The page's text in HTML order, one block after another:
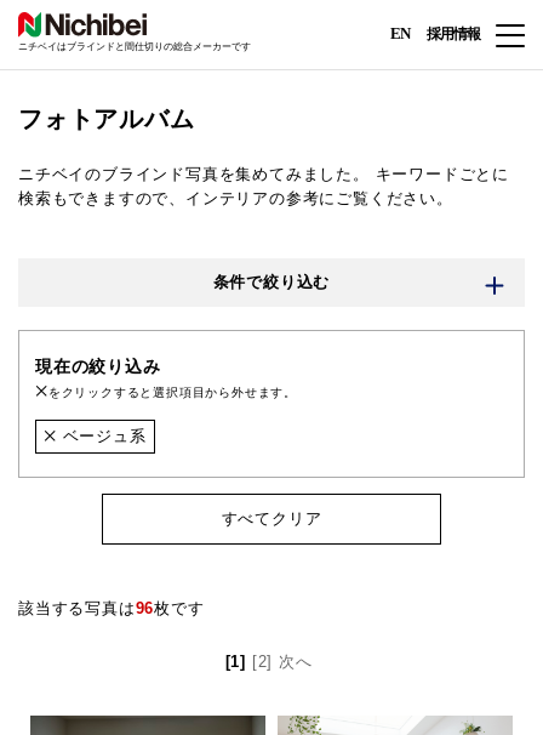
ニチベイはブラインドと間仕切りの総合メーカーです
EN 採用情報
フォトアルバム
ニチベイのブラインド写真を集めてみました。
キーワードごとに
検索もできますので、インテリアの参考にご覧ください。
条件で絞り込む
現在の絞り込み
をクリックすると選択項目から外せます。
ベージュ系
すべてクリア
該当する写真は96枚です
[1] [2] 次へ